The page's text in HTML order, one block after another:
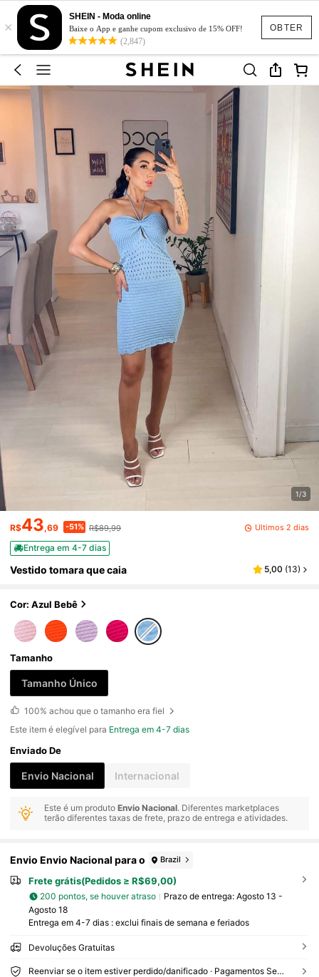
OBTER
×
SHEIN - Moda online
Baixe o App e ganhe cupom exclusivo de 15% OFF!
(2,847)
1/3
R$43,69 -51% R$89,99 Últimos 2 dias
Entrega em 4-7 dias
Vestido tomara que caia 5,00 (13)
Cor: Azul Bebê
Tamanho
Tamanho Único
100% achou que o tamanho era fiel
Este item é elegível para Entrega em 4-7 dias
Enviado De
Envio Nacional Internacional
Este é um produtoEnvio Nacional. Diferentes marketplaces
terão diferentes taxas de frete, prazo de entrega e atividades.
Envio Envio Nacional para o Brazil
Frete grátis(Pedidos ≥ R$69,00)
200 pontos, se houver atraso Prazo de entrega: Agosto 13 -
Agosto 18
Entrega em 4-7 dias : exclui finais de semana e feriados
Devoluções Gratuitas
Reenviar se o item estiver perdido/danificado · Pagamentos Seguros · Proteção de privacidade